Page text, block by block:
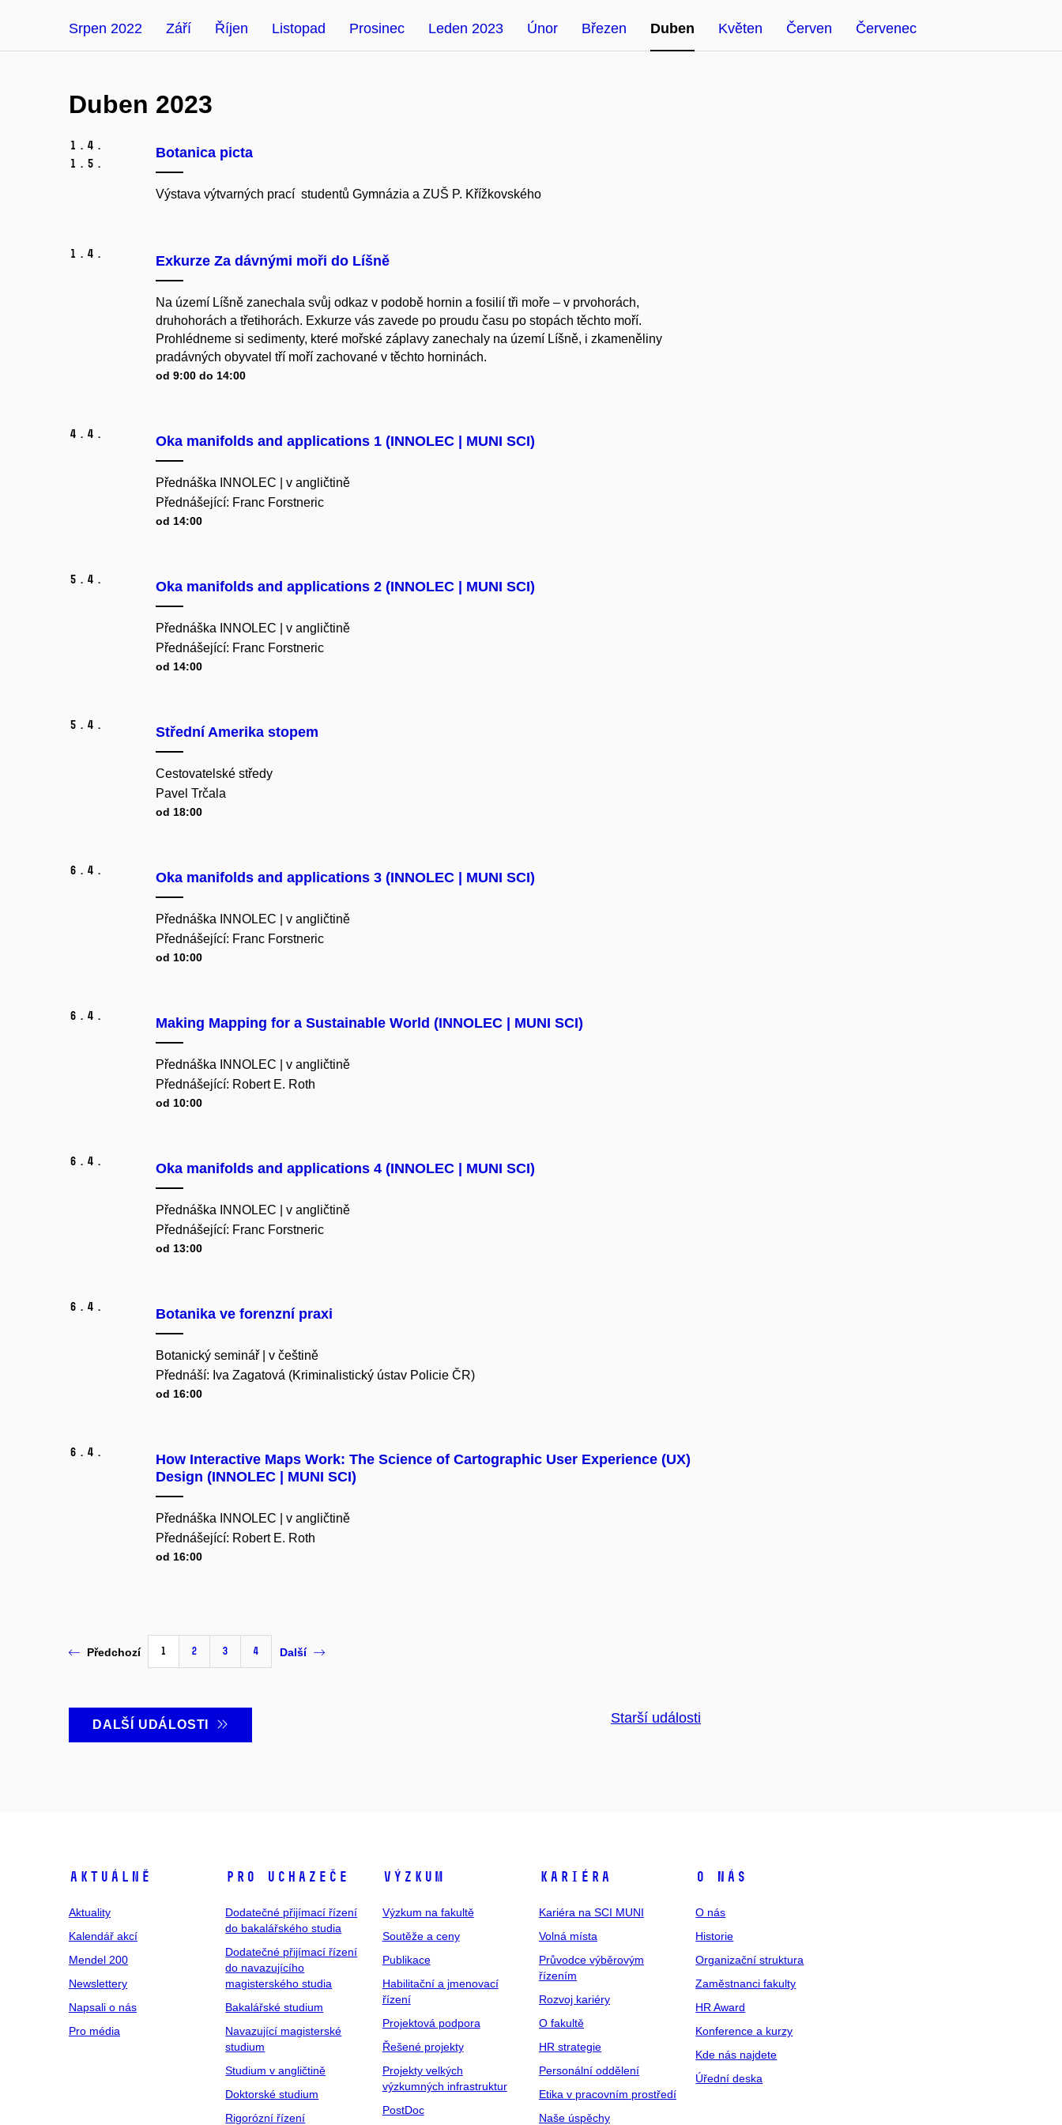
Srpen 2022 Září Říjen Listopad Prosinec Leden 2023 Únor Březen Duben Květen Červen Červenec
Duben 2023
1. 4.
1. 5.
Botanica picta
Výstava výtvarných prací studentů Gymnázia a ZUŠ P. Křížkovského
1. 4. Exkurze Za dávnými moři do Líšně
Na území Líšně zanechala svůj odkaz v podobě hornin a fosilií tři moře – v prvohorách,
druhohorách a třetihorách. Exkurze vás zavede po proudu času po stopách těchto moří.
Prohlédneme si sedimenty, které mořské záplavy zanechaly na území Líšně, i zkameněliny
pradávných obyvatel tří moří zachované v těchto horninách.
od 9:00 do 14:00
4. 4. Oka manifolds and applications 1 (INNOLEC | MUNI SCI)
Přednáška INNOLEC | v angličtině
Přednášející: Franc Forstneric
od 14:00
5. 4. Oka manifolds and applications 2 (INNOLEC | MUNI SCI)
Přednáška INNOLEC | v angličtině
Přednášející: Franc Forstneric
od 14:00
5. 4. Střední Amerika stopem
Cestovatelské středy
Pavel Trčala
od 18:00
6. 4. Oka manifolds and applications 3 (INNOLEC | MUNI SCI)
Přednáška INNOLEC | v angličtině
Přednášející: Franc Forstneric
od 10:00
6. 4. Making Mapping for a Sustainable World (INNOLEC | MUNI SCI)
Přednáška INNOLEC | v angličtině
Přednášející: Robert E. Roth
od 10:00
6. 4. Oka manifolds and applications 4 (INNOLEC | MUNI SCI)
Přednáška INNOLEC | v angličtině
Přednášející: Franc Forstneric
od 13:00
6. 4. Botanika ve forenzní praxi
Botanický seminář | v češtině
Přednáší: Iva Zagatová (Kriminalistický ústav Policie ČR)
od 16:00
6. 4.
How Interactive Maps Work: The Science of Cartographic User Experience (UX)
Design (INNOLEC | MUNI SCI)
Přednáška INNOLEC | v angličtině
Přednášející: Robert E. Roth
od 16:00
Předchozí 1 2 3 4 Další
DALŠÍ UDÁLOSTI Starší události
Aktuálně
Aktuality
Kalendář akcí
Mendel 200
Newslettery
Napsali o nás
Pro média
Pro uchazeče
Dodatečné přijímací řízení
do bakalářského studia
Dodatečné přijímací řízení
do navazujícího
magisterského studia
Bakalářské studium
Navazující magisterské
studium
Studium v angličtině
Doktorské studium
Rigorózní řízení
Výzkum
Výzkum na fakultě
Soutěže a ceny
Publikace
Habilitační a jmenovací
řízení
Projektová podpora
Řešené projekty
Projekty velkých
výzkumných infrastruktur
PostDoc
Kariéra
Kariéra na SCI MUNI
Volná místa
Průvodce výběrovým
řízením
Rozvoj kariéry
O fakultě
HR strategie
Personální oddělení
Etika v pracovním prostředí
Naše úspěchy
O nás
O nás
Historie
Organizační struktura
Zaměstnanci fakulty
HR Award
Konference a kurzy
Kde nás najdete
Úřední deska